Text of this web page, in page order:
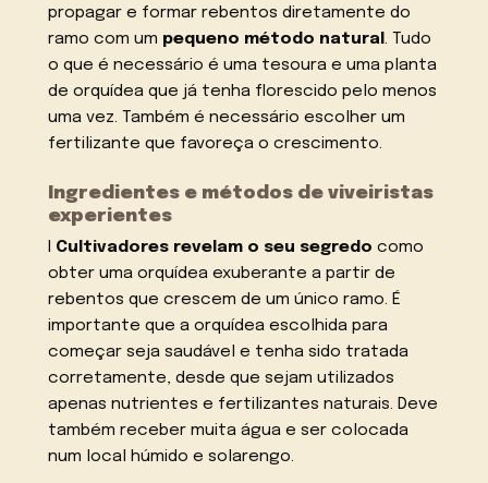
propagar e formar rebentos diretamente do
ramo com um pequeno método natural. Tudo
o que é necessário é uma tesoura e uma planta
de orquídea que já tenha florescido pelo menos
uma vez. Também é necessário escolher um
fertilizante que favoreça o crescimento.
Ingredientes e métodos de viveiristas
experientes
Cultivadores revelam o seu segredo como
obter uma orquídea exuberante a partir de
rebentos que crescem de um único ramo. É
importante que a orquídea escolhida para
começar seja saudável e tenha sido tratada
corretamente, desde que sejam utilizados
apenas nutrientes e fertilizantes naturais. Deve
também receber muita água e ser colocada
num local húmido e solarengo.